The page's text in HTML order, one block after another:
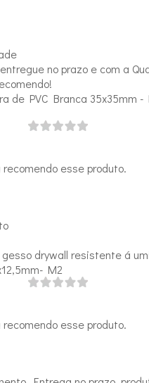
no prazo e com a
de PVC Branca 35x35mm -
recomendo esse produto.
drywall resistente á
M2
recomendo esse produto.